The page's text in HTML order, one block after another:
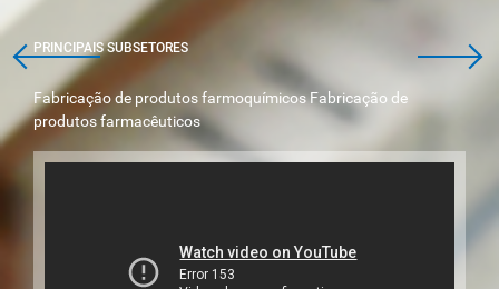
PRINCIPAIS SUBSETORES
Fabricação de produtos farmoquímicos Fabricação de
produtos farmacêuticos